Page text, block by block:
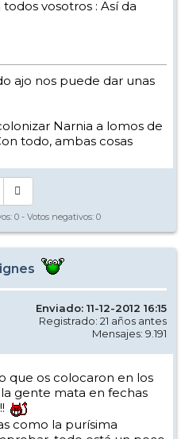
vosotros : Así da
ajo nos puede dar unas
Narnia a lomos de
todo, ambas cosas
de extremo a extremo
...
0 - Votos negativos: 0
Enviado: 11-12-2012 16:15
Registrado: 21 años antes
Mensajes: 9.191
que os colocaron en los
gente mata en fechas
como la purísima